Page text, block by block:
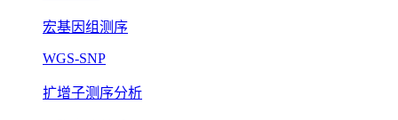
宏基因组测序
WGS-SNP
扩增子测序分析